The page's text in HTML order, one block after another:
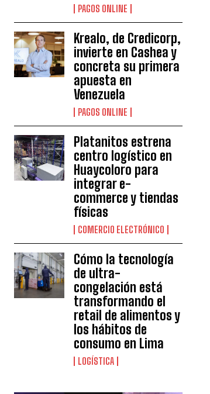
PAGOS ONLINE
Krealo, de Credicorp,
invierte en Cashea y
concreta su primera
apuesta en
Venezuela
PAGOS ONLINE
Platanitos estrena
centro logístico en
Huaycoloro para
integrar e-
commerce y tiendas
físicas
COMERCIO ELECTRÓNICO
Cómo la tecnología
de ultra-
congelación está
transformando el
retail de alimentos y
los hábitos de
consumo en Lima
LOGÍSTICA